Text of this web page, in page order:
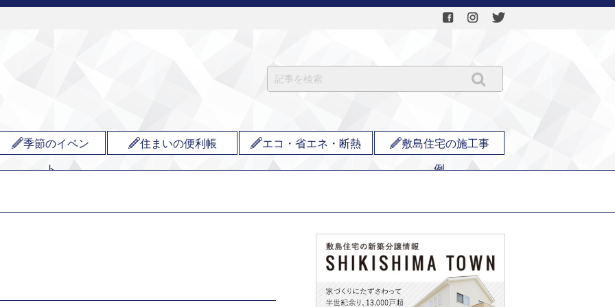
季節のイベン
ト
住まいの便利帳 エコ・省エネ・断熱 敷島住宅の施工事
例